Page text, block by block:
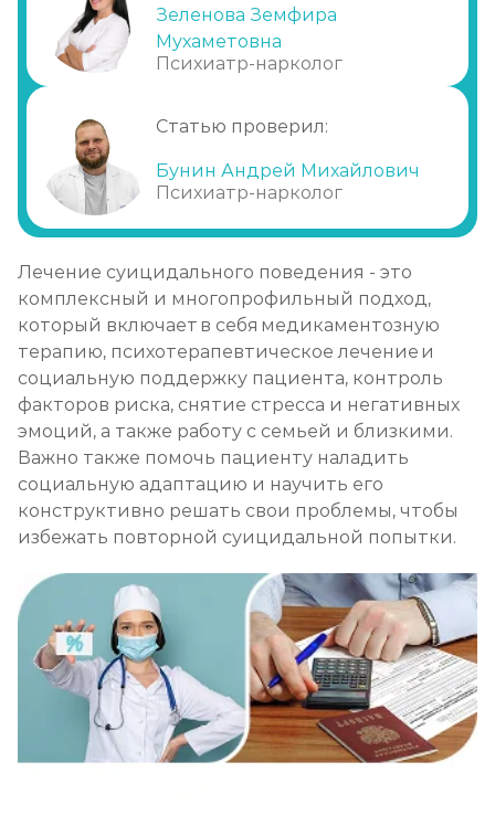
Психотерапия
Социальная поддержка
Зеленова Земфира
Мухаметовна
Психиатр-нарколог
Статью проверил:
Бунин Андрей Михайлович
Психиатр-нарколог
Лечение суицидального поведения - это
комплексный и многопрофильный подход,
который включает в себя медикаментозную
терапию, психотерапевтическое лечение и
социальную поддержку пациента, контроль
факторов риска, снятие стресса и негативных
эмоций, а также работу с семьей и близкими.
Важно также помочь пациенту наладить
социальную адаптацию и научить его
конструктивно решать свои проблемы, чтобы
избежать повторной суицидальной попытки.